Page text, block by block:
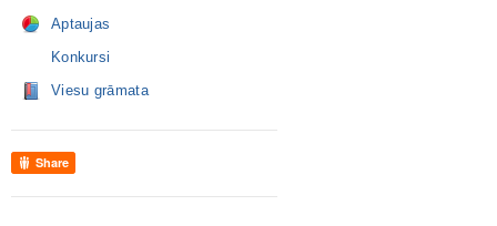
Aptaujas
Konkursi
Viesu grāmata
Share